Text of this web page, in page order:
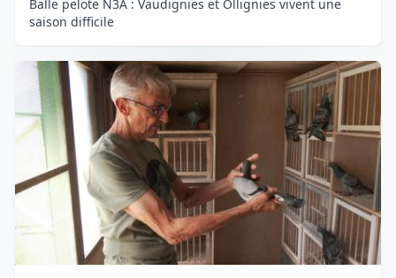
Balle pelote N3A : Vaudignies et Ollignies vivent une
saison difficile